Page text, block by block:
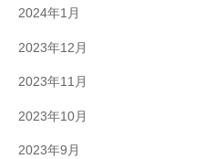
2024年1月
2023年12月
2023年11月
2023年10月
2023年9月